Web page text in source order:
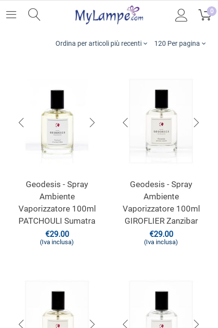
0
Ordina per articoli più recenti 120 Per pagina
Geodesis - Spray
Ambiente
Vaporizzatore 100ml
PATCHOULI Sumatra
€29.00
(Iva inclusa)
Geodesis - Spray
Ambiente
Vaporizzatore 100ml
GIROFLIER Zanzibar
€29.00
(Iva inclusa)